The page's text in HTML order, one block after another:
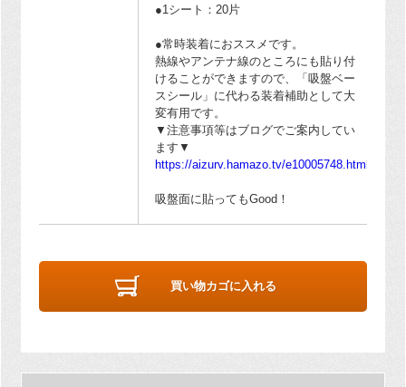
●1シート：20片
●常時装着におススメです。
熱線やアンテナ線のところにも貼り付
けることができますので、「吸盤ベー
スシール」に代わる装着補助として大
変有用です。
▼注意事項等はブログでご案内してい
ます▼
https://aizurv.hamazo.tv/e10005748.html
吸盤面に貼ってもGood！
買い物カゴに入れる